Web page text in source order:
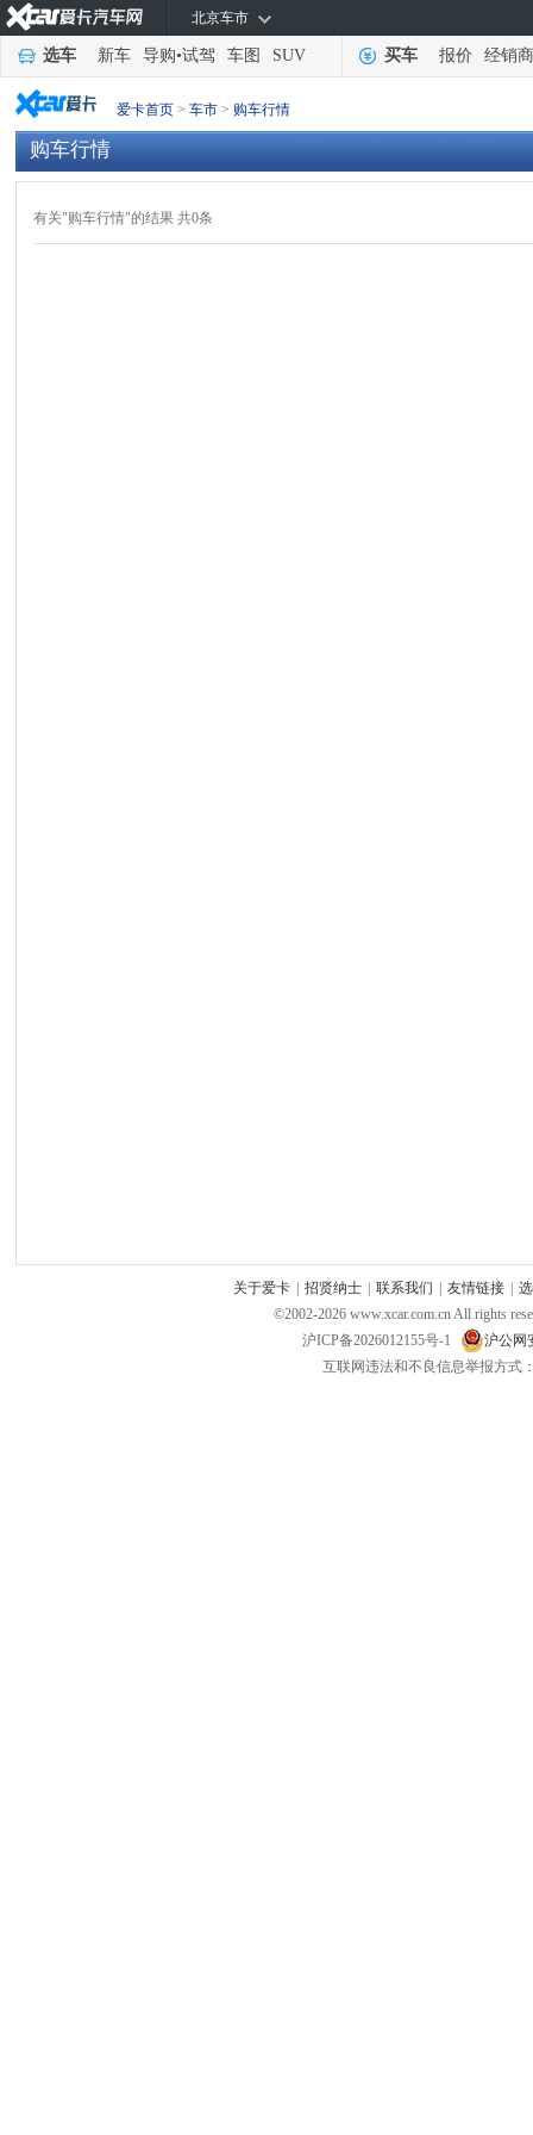
北京车市
选车 新车 导购•试驾 车图 SUV 买车 报价 经销商
爱卡首页 > 车市 > 购车行情
购车行情
有关"购车行情"的结果 共0条
关于爱卡 招贤纳士 联系我们 友情链接
©2002-2026 www.xcar.com.cn All rights
沪ICP备2026012155号-1
沪公网
互联网违法和不良信息举报方式